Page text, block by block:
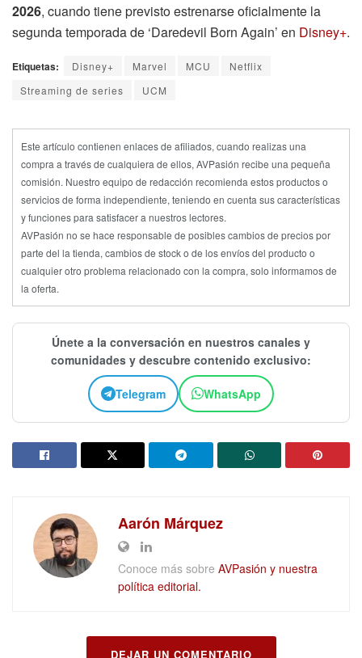
2026, cuando tiene previsto estrenarse oficialmente la
segunda temporada de ‘Daredevil Born Again’ en Disney+.
Etiquetas: Disney+ Marvel MCU
Netflix
Streaming de series
UCM
Este artículo contienen enlaces de afiliados, cuando realizas una
compra a través de cualquiera de ellos, AVPasión recibe una pequeña
comisión. Nuestro equipo de redacción recomienda estos productos o
servicios de forma independiente, teniendo en cuenta sus características
y funciones para satisfacer a nuestros lectores.
AVPasión no se hace responsable de posibles cambios de precios por
parte del la tienda, cambios de stock o de los envíos del producto o
cualquier otro problema relacionado con la compra, solo informamos de
la oferta.
Únete a la conversación en nuestros canales y
comunidades y descubre contenido exclusivo:
Telegram WhatsApp
Aarón Márquez
Conoce más sobre AVPasión y nuestra
política editorial.
DEJAR UN COMENTARIO